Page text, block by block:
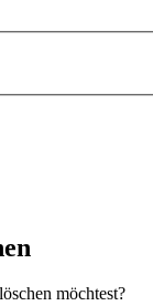
möchtest?